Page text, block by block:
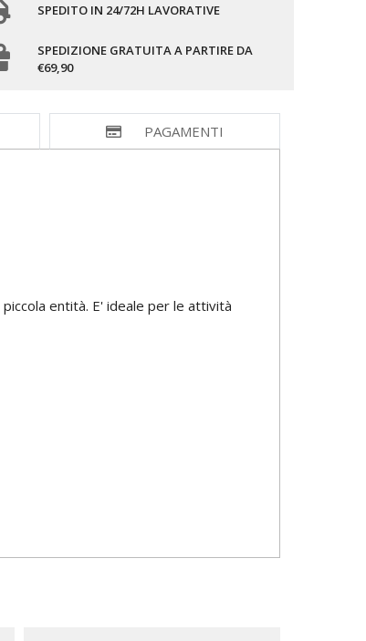
SPEDITO IN 24/72H LAVORATIVE
SPEDIZIONE GRATUITA A PARTIRE DA
€69,90
PAGAMENTI
entità. E' ideale per le attività